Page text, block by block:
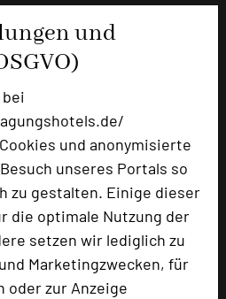
und
und anonymisierte
unseres Portals so
zu gestalten. Einige dieser
die optimale Nutzung der
setzen wir lediglich zu
Marketingzwecken, für
oder zur Anzeige
nicht nur einen Ort
Umfeld, das
und Teamgeist
Ergebnisse
tagen-und-